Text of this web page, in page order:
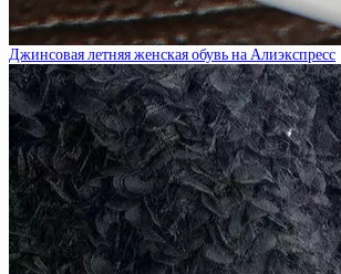
Джинсовая летняя женская обувь на Алиэкспресс